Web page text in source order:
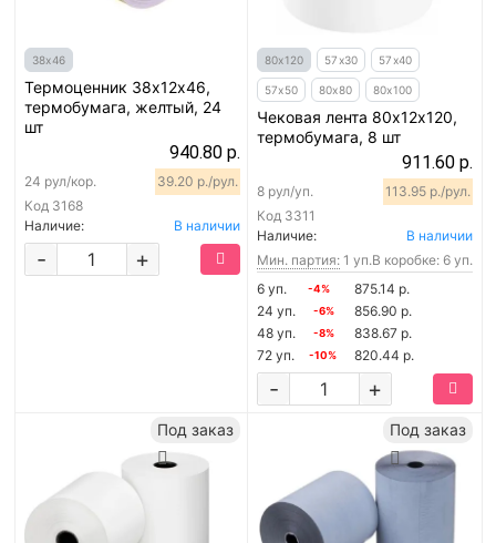
38х46
Термоценник 38х12х46,
термобумага, желтый, 24
шт
940.80 р.
Код 3168
24 рул/кор. 39.20 р./рул.
Наличие: В наличии
+
-
80х120 57х30 57х40
57х50 80х80 80х100
Чековая лента 80х12х120,
термобумага, 8 шт
911.60 р.
Код 3311
8 рул/уп. 113.95 р./рул.
Наличие:
В наличии
Мин. партия: 1 уп.В коробке: 6 уп.
6 уп.
-4%
875.14 р.
24 уп.
-6%
856.90 р.
48 уп.
-8%
838.67 р.
72 уп.
-10% 820.44 р.
+
-
Под заказ Под заказ